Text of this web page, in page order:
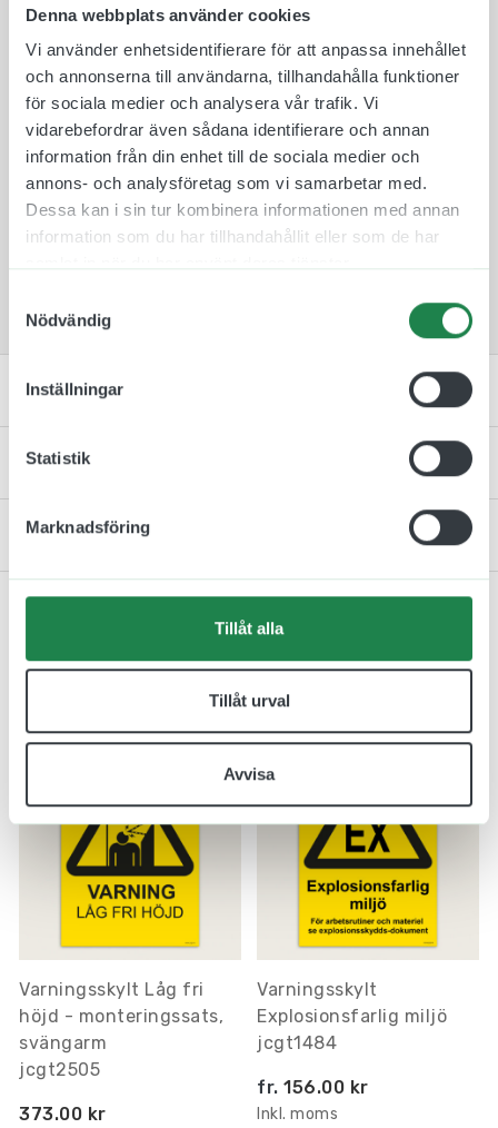
Denna webbplats använder cookies
Vi använder enhetsidentifierare för att anpassa innehållet
och annonserna till användarna, tillhandahålla funktioner
för sociala medier och analysera vår trafik. Vi
vidarebefordrar även sådana identifierare och annan
information från din enhet till de sociala medier och
annons- och analysföretag som vi samarbetar med.
Dessa kan i sin tur kombinera informationen med annan
information som du har tillhandahållit eller som de har
Nödvändig
Inställningar
Statistik
Marknadsföring
Tillåt alla
Tillåt urval
Avvisa
förbudsdekaler och de tillverkas i de bästa och
mest miljövänliga material som finns på
marknaden. Tillverkningen sker i Göteborg och har
ni några frågor eller önskemål så är ni välkomna
att höra av er.
Denna skylt följer ISO 7010, en internationell
standard när det kommer till design och form av
säkerhetsskyltar. Denna symbol har nummerP009
Artikelnummer & Material
Specifikation
Kontakta oss
Relaterade produkter
Varningsskylt Låg fri
höjd - monteringssats,
svängarm
jcgt2505
373.00 kr
Varningsskylt
Explosionsfarlig miljö
jcgt1484
fr. 156.00 kr
Inkl. moms